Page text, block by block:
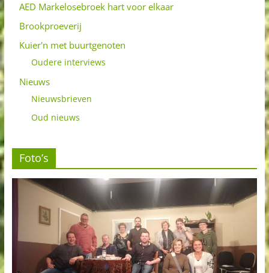
AED Markelosebroek hart voor elkaar
Brookproeverij
Kuier'n met buurtgenoten
Oudere interviews
Nieuws
Nieuwsbrieven
Oud nieuws
Foto’s